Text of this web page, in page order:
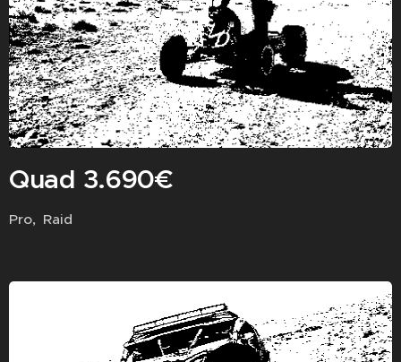
Quad 3.690€
Pro, Raid